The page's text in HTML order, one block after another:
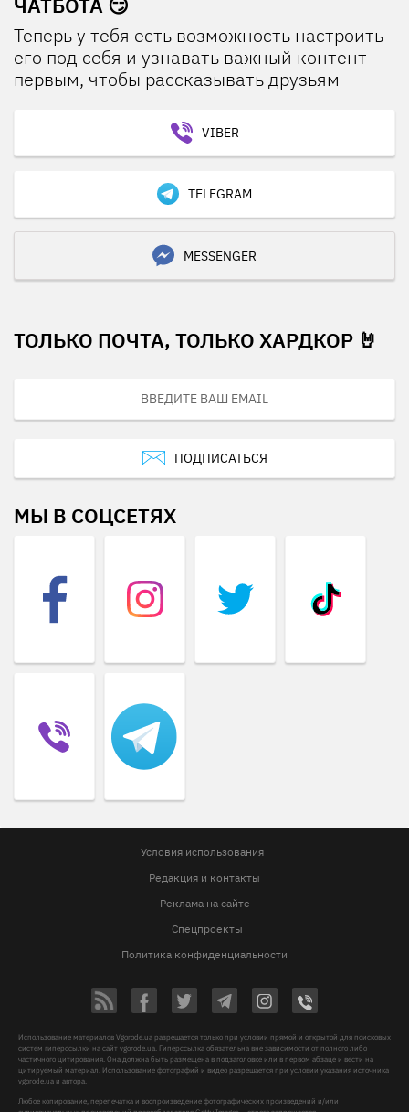
ЧАТБОТА 😏
Теперь у тебя есть возможность настроить
его под себя и узнавать важный контент
первым, чтобы рассказывать друзьям
VIBER
TELEGRAM
MESSENGER
ТОЛЬКО ПОЧТА, ТОЛЬКО ХАРДКОР 🤘
ПОДПИСАТЬСЯ
МЫ В СОЦСЕТЯХ
Условия использования
Редакция и контакты
Реклама на сайте
Спецпроекты
Политика конфиденциальности
Использование материалов Vgorode.ua разрешается только при условии прямой и открытой для поисковых
систем гиперссылки на сайт vgorode.ua. Гиперссылка обязательна вне зависимости от полного либо
частичного цитирования. Она должна быть размещена в подзаголовке или в первом абзаце и вести на
цитируемый материал. Использование фотографий и видео разрешается при условии указания источника
vgorode.ua и автора.
Любое копирование, перепечатка и воспроизведение фотографических произведений и/или